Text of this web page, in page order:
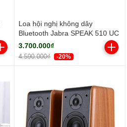
Loa hội nghị không dây
Bluetooth Jabra SPEAK 510 UC
3.700.000₫
4.590.000₫ -20%